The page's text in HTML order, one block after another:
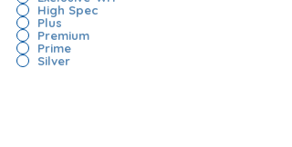
High Spec
Plus
Premium
Prime
Silver